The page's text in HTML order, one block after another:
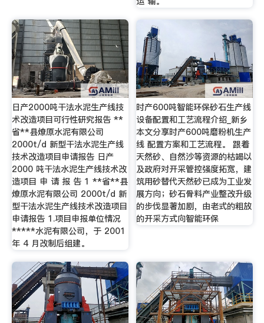
日产2000吨干法水泥生产线技
术改造项目可行性研究报告 **
省**县燎原水泥有限公司
2000t/d 新型干法水泥生产线
技术改造项目申请报告 日产
2000 吨干法水泥生产线技术改
造项目 申 请 报 告 1 **省**县
燎原水泥有限公司 2000t/d 新
型干法水泥生产线技术改造项目
申请报告 1.项目申报单位情况
*****水泥有限公司，于 2001
年 4 月改制后组建。
时产600吨智能环保砂石生产线
设备配置和工艺流程介绍_新乡
本文分享时产600吨磨粉机生产
线 配置方案和工艺流程。 跟着
天然砂、自然沙等资源的枯竭以
及政府对开采管控强度拓宽，建
筑用砂替代天然砂已成为工业发
展方向；砂石骨料产业整改升级
的步伐显著加剧，由老式的粗放
的开采方式向智能环保